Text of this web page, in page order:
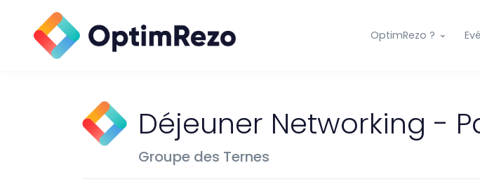
OptimRezo ?
Déjeuner Networking -
Groupe des Ternes